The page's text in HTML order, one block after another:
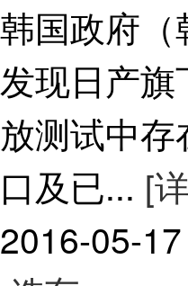
韩国政府
发现日产
放测试中
口及已... [
2016-05-17